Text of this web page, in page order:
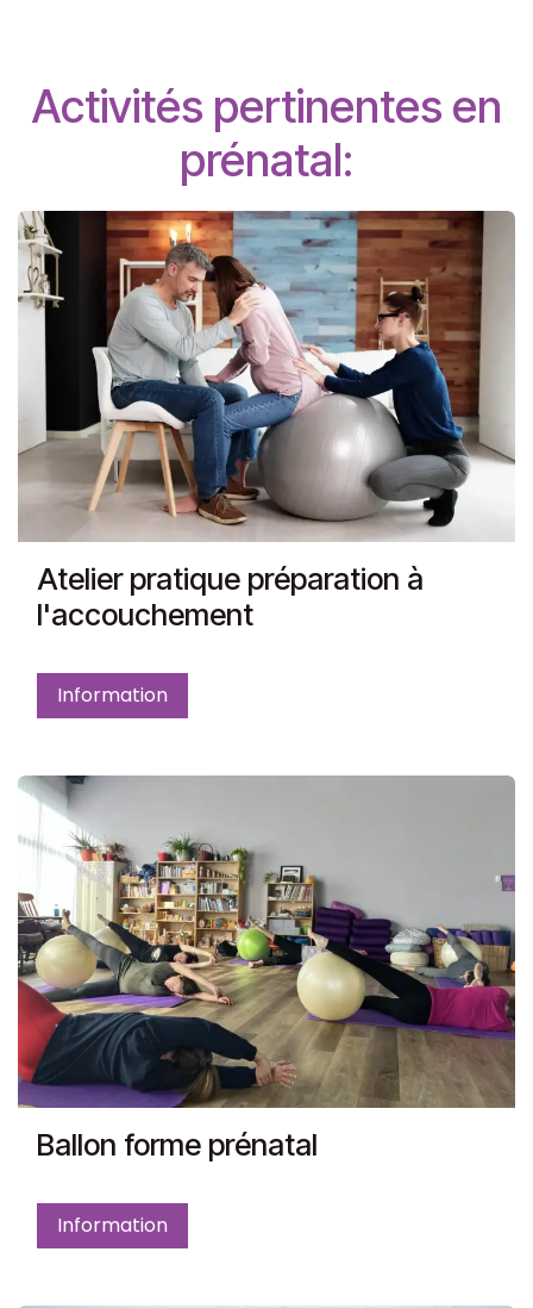
Activités pertinentes en
prénatal:
Atelier pratique préparation à
l'accouchement
Information
Ballon forme prénatal
Information